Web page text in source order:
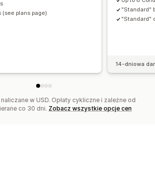
(see plans page)
"Standard"
"Standard"
14-dniowa
w USD. Opłaty cykliczne i zależne od
co 30 dni. Zobacz wszystkie opcje cen